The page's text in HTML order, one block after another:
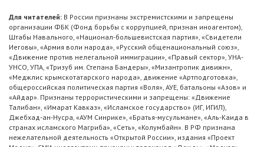
Для читателей: В России признаны экстремистскими и запрещены
организации ФБК (Фонд борьбы с коррупцией, признан иноагентом),
Штабы Навального, «Национал-большевистская партия», «Свидетели
Иеговы», «Армия воли народа», «Русский общенациональный союз»,
«Движение против нелегальной иммиграции», «Правый сектор», УНА-
УНСО, УПА, «Тризуб им. Степана Бандеры», «Мизантропик дивижн»,
«Меджлис крымскотатарского народа», движение «Артподготовка»,
общероссийская политическая партия «Воля», АУЕ, батальоны «Азов» и
«Айдар». Признаны террористическими и запрещены: «Движение
Талибан», «Имарат Кавказ», «Исламское государство» (ИГ, ИГИЛ),
Джебхад-ан-Нусра, «АУМ Синрике», «Братья-мусульмане», «Аль-Каида в
странах исламского Магриба», «Сеть», «Колумбайн». В РФ признана
нежелательной деятельность «Открытой России», издания «Проект